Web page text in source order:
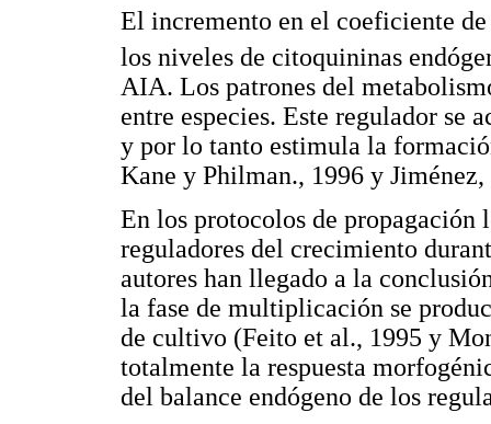
El incremento en el coeficiente
los niveles de citoquininas
AIA. Los patrones del
entre especies. Este regulador se
y por lo tanto estimula la
Kane y Philman., 1996 y Jiménez,
En los protocolos de propagación
reguladores del crecimiento
autores han llegado a la
la fase de multiplicación se
de cultivo (Feito et al., 1995 y
totalmente la respuesta
del balance endógeno de los